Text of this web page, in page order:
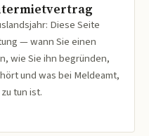
Diese Seite
— wann Sie einen
wie Sie ihn begründen,
und was bei Meldeamt,
tun ist.